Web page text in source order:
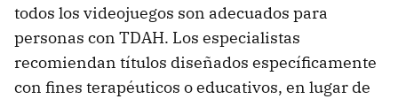
todos los videojuegos son adecuados para
personas con TDAH. Los especialistas
recomiendan títulos diseñados específicamente
con fines terapéuticos o educativos, en lugar de